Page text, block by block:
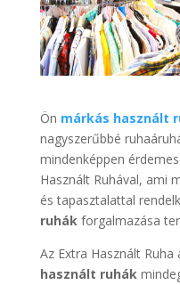
Ön márkás használt
nagyszerűbbé
mindenképpen
Használt Ruhával, ami
és tapasztalattal
ruhákforgalmazása
Az Extra Használt
használt ruhák